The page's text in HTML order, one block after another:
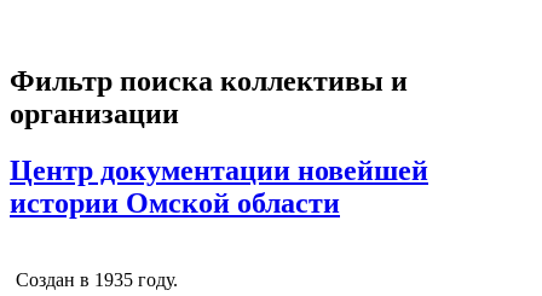
Фильтр поиска коллективы и
организации
Центр документации новейшей
истории Омской области
Создан в 1935 году.